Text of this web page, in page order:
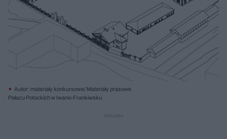
Autor: materiały konkursowe/ Materiały prasowe
Pałacu Potockich w Iwano-Frankiwsku